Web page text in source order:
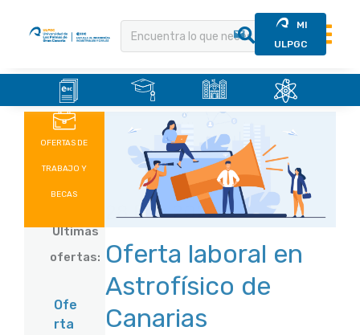
contenido
MI
ULPGC
OFERTAS DE
TRABAJO Y
BECAS
Últimas
ofertas:
Ofe
rta
28 Feb 2022
Oferta laboral en
Astrofísico de
Canarias